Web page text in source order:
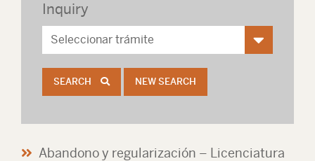
Inquiry
SEARCH NEW SEARCH
Abandono y regularización – Licenciatura